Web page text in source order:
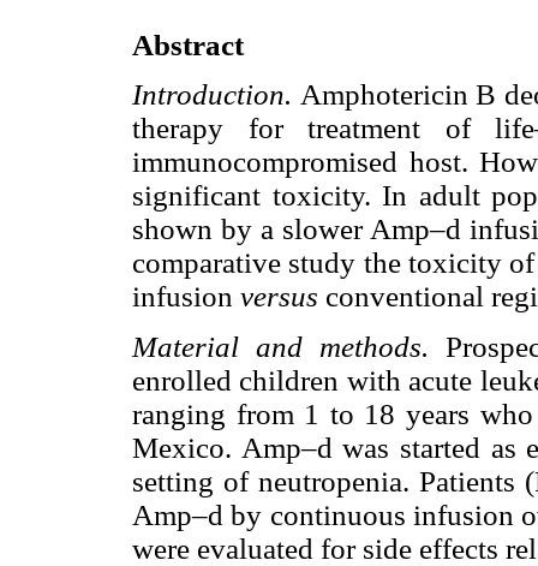
Abstract
Introduction. Amphotericin B
therapy for treatment of
immunocompromised host.
significant toxicity. In adult
shown by a slower Amp–d
comparative study the toxicity
infusion versus conventional
Material and methods.
enrolled children with acute
ranging from 1 to 18 years
Mexico. Amp–d was started as
setting of neutropenia. Patients
Amp–d by continuous infusion
were evaluated for side effects